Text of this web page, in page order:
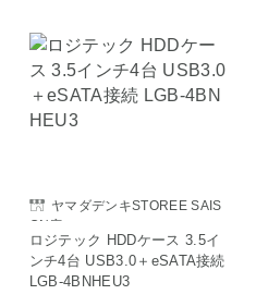
ヤマダデンキSTOREE SAIS
ON店
ロジテック HDDケース 3.5イ
ンチ4台 USB3.0＋eSATA接続
LGB-4BNHEU3